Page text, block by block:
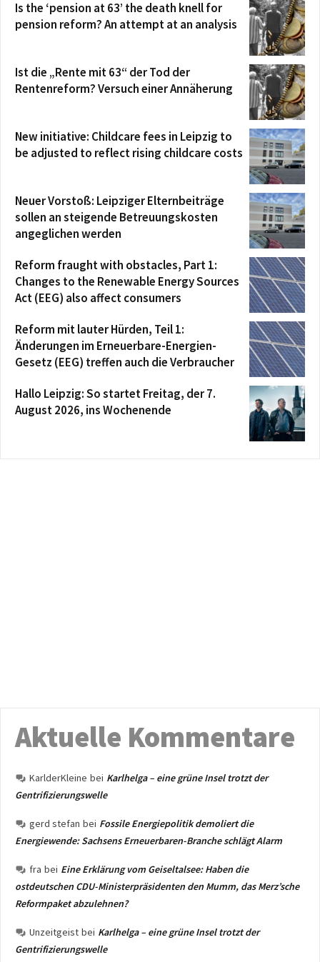
Is the ‘pension at 63’ the death knell for
pension reform? An attempt at an analysis
Ist die „Rente mit 63“ der Tod der
Rentenreform? Versuch einer Annäherung
New initiative: Childcare fees in Leipzig to
be adjusted to reflect rising childcare costs
Neuer Vorstoß: Leipziger Elternbeiträge
sollen an steigende Betreuungskosten
angeglichen werden
Reform fraught with obstacles, Part 1:
Changes to the Renewable Energy Sources
Act (EEG) also affect consumers
Reform mit lauter Hürden, Teil 1:
Änderungen im Erneuerbare-Energien-
Gesetz (EEG) treffen auch die Verbraucher
Hallo Leipzig: So startet Freitag, der 7.
August 2026, ins Wochenende
Aktuelle Kommentare
KarlderKleine bei Karlhelga – eine grüne Insel trotzt der
Gentrifizierungswelle
gerd stefan bei Fossile Energiepolitik demoliert die
Energiewende: Sachsens Erneuerbaren-Branche schlägt Alarm
fra bei Eine Erklärung vom Geiseltalsee: Haben die
ostdeutschen CDU-Ministerpräsidenten den Mumm, das Merz’sche
Reformpaket abzulehnen?
Unzeitgeist bei Karlhelga – eine grüne Insel trotzt der
Gentrifizierungswelle